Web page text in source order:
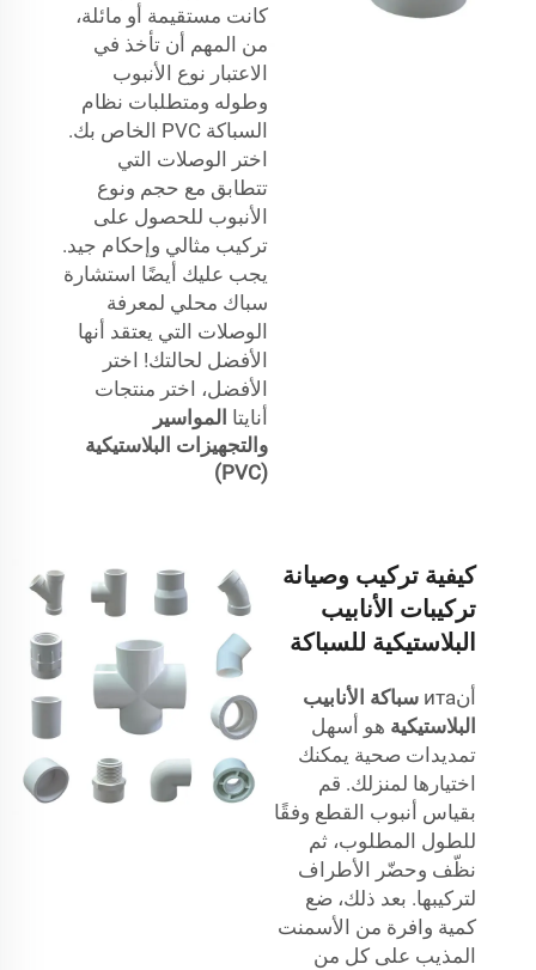
كانت مستقيمة أو مائلة،
من المهم أن تأخذ في
الاعتبار نوع الأنبوب
وطوله ومتطلبات نظام
السباكة PVC الخاص بك.
اختر الوصلات التي
تتطابق مع حجم ونوع
الأنبوب للحصول على
تركيب مثالي وإحكام جيد.
يجب عليك أيضًا استشارة
سباك محلي لمعرفة
الوصلات التي يعتقد أنها
الأفضل لحالتك! اختر
الأفضل، اختر منتجات
أنايتا المواسير
والتجهيزات البلاستيكية
(PVC)
كيفية تركيب وصيانة
تركيبات الأنابيب
البلاستيكية للسباكة
أنита
سباكة الأنابيب
البلاستيكية هو أسهل
تمديدات صحية يمكنك
اختيارها لمنزلك. قم
بقياس أنبوب القطع وفقًا
للطول المطلوب، ثم
نظّف وحضّر الأطراف
لتركيبها. بعد ذلك، ضع
كمية وافرة من الأسمنت
المذيب على كل من